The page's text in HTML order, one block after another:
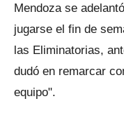
Mendoza se
jugarse el fin de
las Eliminatorias,
dudó en remarcar
equipo".